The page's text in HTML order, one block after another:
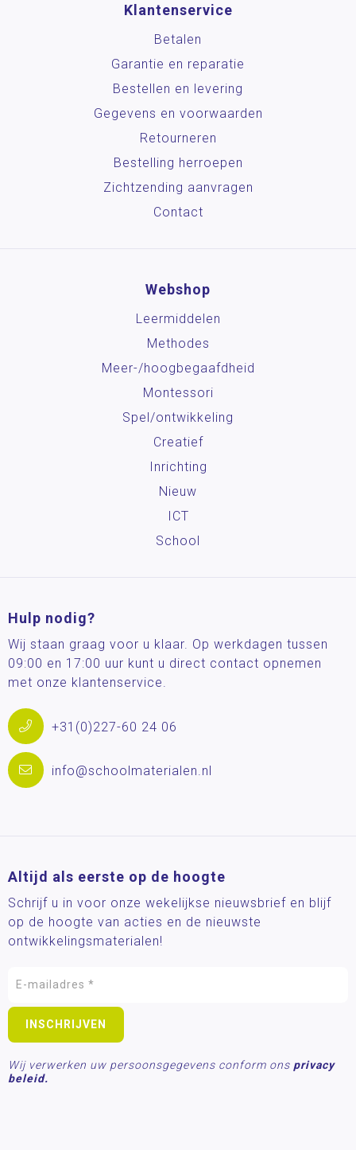
Klantenservice
Betalen
Garantie en reparatie
Bestellen en levering
Gegevens en voorwaarden
Retourneren
Bestelling herroepen
Zichtzending aanvragen
Contact
Webshop
Leermiddelen
Methodes
Meer-/hoog­begaafdheid
Montessori
Spel/ontwikkeling
Creatief
Inrichting
Nieuw
ICT
School
Hulp nodig?
Wij staan graag voor u klaar. Op werkdagen tussen
09:00 en 17:00 uur kunt u direct contact opnemen
met onze klantenservice.
+31(0)227-60 24 06
info@schoolmaterialen.nl
Altijd als eerste op de hoogte
Schrijf u in voor onze wekelijkse nieuwsbrief en blijf
op de hoogte van acties en de nieuwste
ontwikkelingsmaterialen!
Wij verwerken uw persoonsgegevens conform ons privacy
beleid.